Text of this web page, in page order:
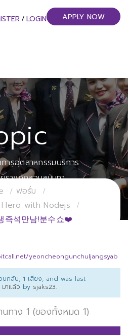
/ LOGIN APPLY NOW
ารอุตสาหกรรมบริการ
ราชภัฏสวนสุนันทา
ฟอรั่ม
with Nodejs
즉석만남!분수쇼❤️
yeoncheongunchuljangsyab
กลับ, 1 เสียง, and was last
าแล้ว by sjaks23.
ทาง 1 (ของทั้งหมด 1)